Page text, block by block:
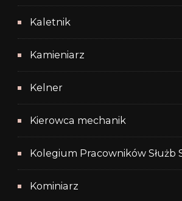
Kaletnik
Kamieniarz
Kelner
Kierowca mechanik
Kolegium Pracowników Służb
Kominiarz